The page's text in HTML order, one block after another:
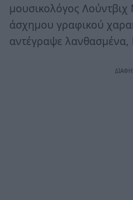
μουσικολόγος Λούντβιχ
άσχημου γραφικού
αντέγραψε λανθασμένα,